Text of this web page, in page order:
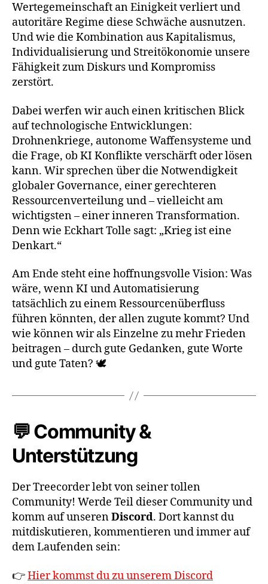
Wertegemeinschaft an Einigkeit verliert und
autoritäre Regime diese Schwäche ausnutzen.
Und wie die Kombination aus Kapitalismus,
Individualisierung und Streitökonomie unsere
Fähigkeit zum Diskurs und Kompromiss
zerstört.
Dabei werfen wir auch einen kritischen Blick
auf technologische Entwicklungen:
Drohnenkriege, autonome Waffensysteme und
die Frage, ob KI Konflikte verschärft oder lösen
kann. Wir sprechen über die Notwendigkeit
globaler Governance, einer gerechteren
Ressourcenverteilung und – vielleicht am
wichtigsten – einer inneren Transformation.
Denn wie Eckhart Tolle sagt: „Krieg ist eine
Denkart.“
Am Ende steht eine hoffnungsvolle Vision: Was
wäre, wenn KI und Automatisierung
tatsächlich zu einem Ressourcenüberfluss
führen könnten, der allen zugute kommt? Und
wie können wir als Einzelne zu mehr Frieden
beitragen – durch gute Gedanken, gute Worte
und gute Taten? 🕊️
💬 Community &
Unterstützung
Der Treecorder lebt von seiner tollen
Community! Werde Teil dieser Community und
komm auf unserenDiscord. Dort kannst du
mitdiskutieren, kommentieren und immer auf
dem Laufenden sein:
👉Hier kommst du zu unserem Discord